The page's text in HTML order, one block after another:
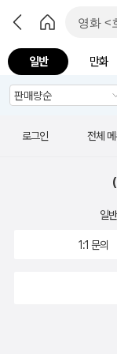
일반 만화
로그인 전체
일
1:1 문의